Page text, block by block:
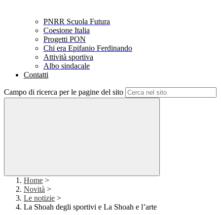
PNRR Scuola Futura
Coesione Italia
Progetti PON
Chi era Epifanio Ferdinando
Attività sportiva
Albo sindacale
Contatti
Campo di ricerca per le pagine del sito
Home >
Novità >
Le notizie >
La Shoah degli sportivi e La Shoah e l’arte